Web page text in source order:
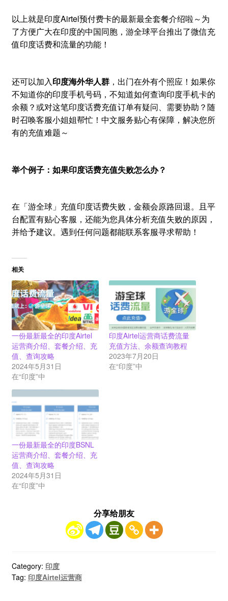
以上就是印度Airtel预付费卡的最新最全套餐介绍啦～为
了方便广大在印度的中国同胞，游全球平台推出了微信充
值印度话费和流量的功能！
还可以加入印度海外华人群，出门在外有个照应！如果你
不知道你的印度手机号码，不知道如何查询印度手机卡的
余额？或对这笔印度话费充值订单有疑问、需要协助？随
时召唤客服小姐姐帮忙！中文服务贴心有保障，解决您所
有的充值难题～
举个例子：如果印度话费充值失败怎么办？
在「游全球」充值印度话费失败，金额会原路回退。且平
台配置有贴心客服，还能为您具体分析充值失败的原因，
并给予建议。遇到任何问题都能联系客服寻求帮助！
相关
一份最新最全的印度Airtel
运营商介绍、套餐介绍、充
值、查询攻略
2024年5月31日
在“印度”中
印度Airtel运营商话费流量
充值方法、余额查询教程
2023年7月20日
在“印度”中
一份最新最全的印度BSNL
运营商介绍、套餐介绍、充
值、查询攻略
2024年5月31日
在“印度”中
分享给朋友
Category: 印度
Tag: 印度Airtel运营商